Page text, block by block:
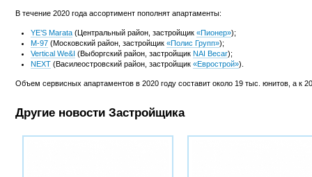
В течение 2020 года ассортимент пополнят апартаменты:
YE’S Marata (Центральный район, застройщик«Пионер»);
M-97 (Московский район, застройщик«Полис Групп»);
Vertical We&I (Выборгский район, застройщикNAI Becar);
NEXT (Василеостровский район, застройщик«Еврострой»).
Объем сервисных апартаментов в 2020 году составит около 19 тыс. юнитов, а к
Другие новости Застройщика